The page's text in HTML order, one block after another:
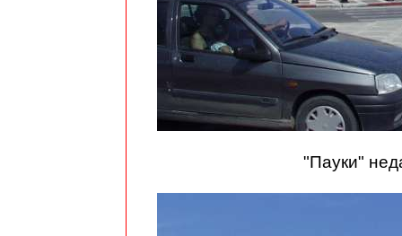
"Пауки"